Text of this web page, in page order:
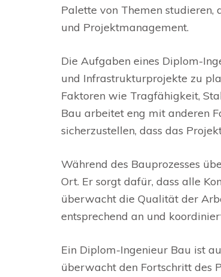
Palette von Themen studieren,
und Projektmanagement.
Die Aufgaben eines Diplom-
und Infrastrukturprojekte zu
Faktoren wie Tragfähigkeit,
Bau arbeitet eng mit anderen
sicherzustellen, dass das
Während des Bauprozesses
Ort. Er sorgt dafür, dass alle
überwacht die Qualität der
entsprechend an und
Ein Diplom-Ingenieur Bau ist
überwacht den Fortschritt des